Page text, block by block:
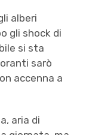
alberi
gli shock di
si sta
sarò
accenna a
aria di